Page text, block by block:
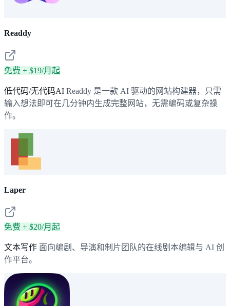
Readdy
免费 + $19/月起
低代码/无代码AI Readdy 是一款 AI 驱动的网站构建器，只需
输入想法即可在几分钟内生成完整网站，无需编码或复杂操
作。
Laper
免费 + $20/月起
文本写作 面向编剧、导演和制片团队的在线剧本编辑与 AI 创
作平台。